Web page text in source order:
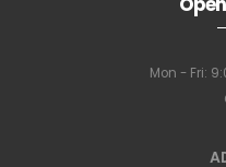
Mon - Fri: